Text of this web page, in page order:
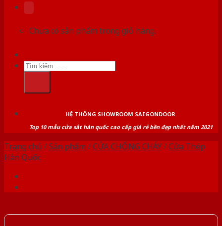
Chưa có sản phẩm trong giỏ hàng.
Tìm
kiếm:
HỆ THỐNG SHOWROOM SAIGONDOOR
Top 10 mẫu cửa sắt hàn quốc cao cấp giá rẻ bền đẹp nhất năm 2021
Trang chủ /Sản phẩm /CỬA CHỐNG CHÁY/Cửa Thép
Hàn Quốc